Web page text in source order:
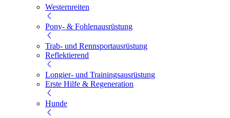
Westernreiten
Pony- & Fohlenausrüstung
Trab- und Rennsportausrüstung
Reflektierend
Longier- und Trainingsausrüstung
Erste Hilfe & Regeneration
Hunde